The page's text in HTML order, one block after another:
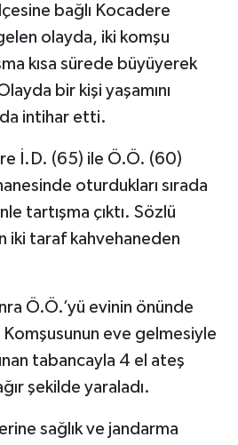
ilçesine bağlı Kocadere
olayda, iki komşu
kısa sürede büyüyerek
bir kişi yaşamını
intihar etti.
İ.D. (65) ile Ö.Ö. (60)
oturdukları sırada
tartışma çıktı. Sözlü
iki taraf kahvehaneden
Ö.Ö.’yü evinin önünde
eve gelmesiyle
tabancayla 4 el ateş
şekilde yaraladı.
sağlık ve jandarma